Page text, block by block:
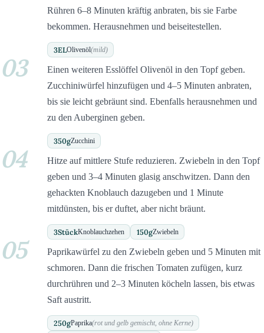
Rühren 6–8 Minuten kräftig anbraten, bis sie Farbe
bekommen. Herausnehmen und beiseitestellen.
3ELOlivenöl(mild)
03
Einen weiteren Esslöffel Olivenöl in den Topf geben.
Zucchiniwürfel hinzufügen und 4–5 Minuten anbraten,
bis sie leicht gebräunt sind. Ebenfalls herausnehmen und
zu den Auberginen geben.
350gZucchini
04
Hitze auf mittlere Stufe reduzieren. Zwiebeln in den Topf
geben und 3–4 Minuten glasig anschwitzen. Dann den
gehackten Knoblauch dazugeben und 1 Minute
mitdünsten, bis er duftet, aber nicht bräunt.
3StückKnoblauchzehen 150gZwiebeln
05
Paprikawürfel zu den Zwiebeln geben und 5 Minuten mit
schmoren. Dann die frischen Tomaten zufügen, kurz
durchrühren und 2–3 Minuten köcheln lassen, bis etwas
Saft austritt.
250gPaprika(rot und gelb gemischt, ohne Kerne)